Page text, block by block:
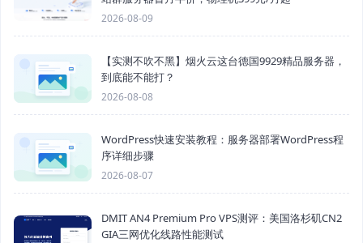
2026-08-09
【实测不吹不黑】烟火云这台德国9929精品服务器，
到底能不能打？
2026-08-08
WordPress快速安装教程：服务器部署WordPress程
序详细步骤
2026-08-07
DMIT AN4 Premium Pro VPS测评：美国洛杉矶CN2
GIA三网优化线路性能测试